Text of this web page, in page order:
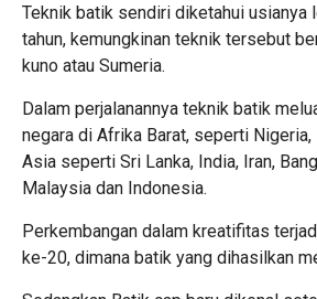
Teknik batik sendiri diketahui usianya
tahun, kemungkinan teknik tersebut
kuno atau Sumeria.
Dalam perjalanannya teknik batik
negara di Afrika Barat, seperti Nigeria,
Asia seperti Sri Lanka, India, Iran,
Malaysia dan Indonesia.
Perkembangan dalam kreatifitas
ke-20, dimana batik yang dihasilkan